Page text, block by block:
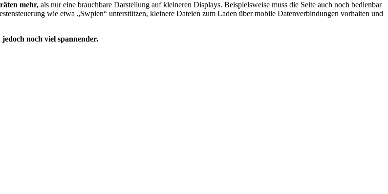
mehr, als nur eine brauchbare Darstellung auf kleineren Displays. Beispielsweise muss die Seite auch noch bedienbar
wie etwa „Swpien“ unterstützen, kleinere Dateien zum Laden über mobile Datenverbindungen vorhalten und
noch viel spannender.